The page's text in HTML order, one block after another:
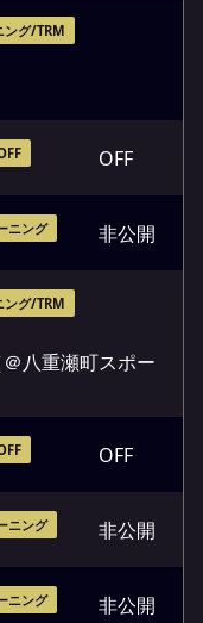
ング/TRM
OFF
ニング 非公開
ング/TRM
八重瀬町スポー
OFF
ニング 非公開
ニング 非公開